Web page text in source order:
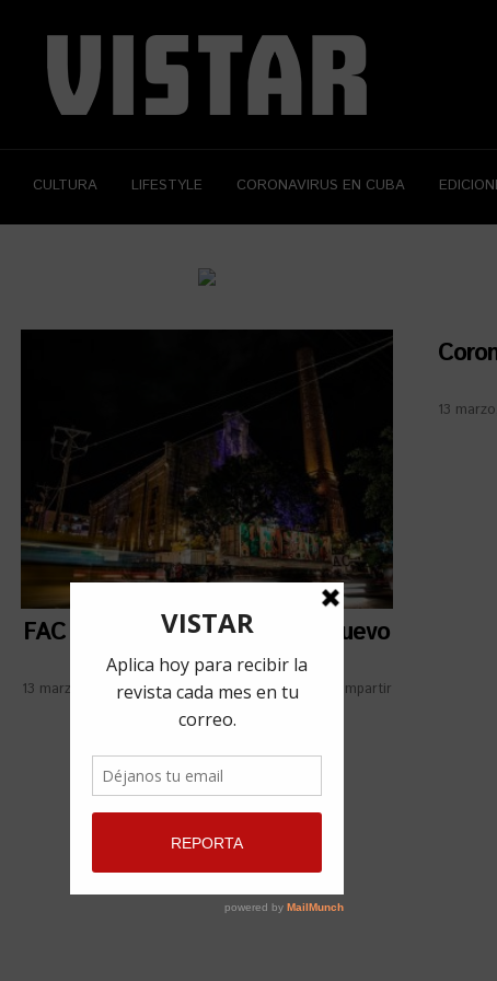
CULTURA LIFESTYLE CORONAVIRUS EN CUBA
FAC cierra sus puertas hasta nuevo
aviso
13 marzo, 2020 porRedacción VISTAR Compartir
13